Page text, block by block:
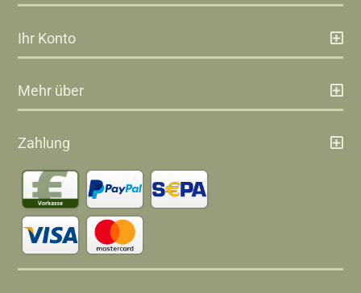
Ihr Konto
Mehr über
Zahlung